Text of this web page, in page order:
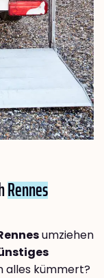
Rennes
umziehen
alles kümmert?